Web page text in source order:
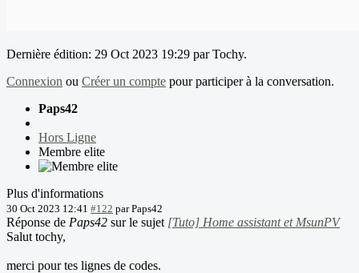
Dernière édition: 29 Oct 2023 19:29 parTochy.
Connexion ou Créer un compte pour participer à la conversation.
Paps42
Hors Ligne
Membre elite
Plus d'informations
30 Oct 2023 12:41 #122 parPaps42
Réponse de Paps42 sur le sujet [Tuto] Home assistant et MsunPV
Salut tochy,
merci pour tes lignes de codes.